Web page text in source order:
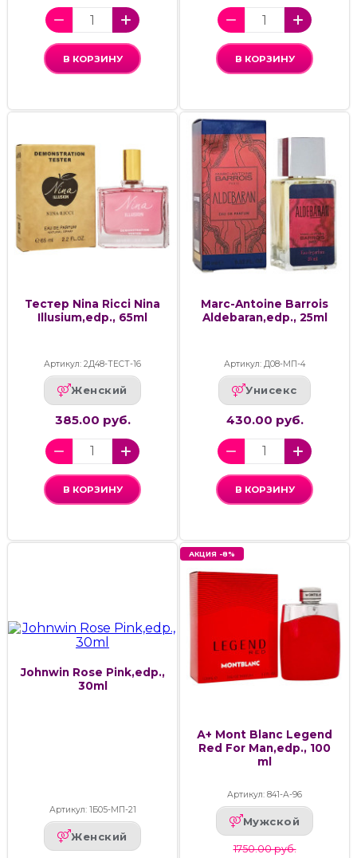
В КОРЗИНУ В КОРЗИНУ
Тестер Nina Ricci Nina
Illusium,edp., 65ml
Артикул: 2Д48-ТЕСТ-16
Женский
385.00 руб.
В КОРЗИНУ
Marc-Antoine Barrois
Aldebaran,edp., 25ml
Артикул: Д08-МП-4
Унисекс
430.00 руб.
В КОРЗИНУ
Johnwin Rose Pink,edp.,
30ml
Артикул: 1Б05-МП-21
Женский
АКЦИЯ -8%
А+ Mont Blanc Legend
Red For Man,edp., 100
ml
Артикул: 841-А-96
Мужской
1750.00 руб.